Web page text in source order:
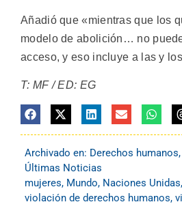
Añadió que «mientras que los
modelo de abolición… no
acceso, y eso incluye a las y
T: MF / ED: EG
Archivado en: Derechos humanos,
Últimas Noticias
mujeres, Mundo, Naciones Unidas,
violación de derechos humanos,